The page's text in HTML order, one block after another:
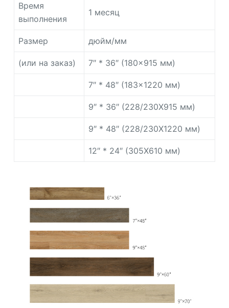
Время
выполнения
1 месяц
Размер дюйм/мм
(или на заказ) 7″ * 36″ (180×915 мм)
7″ * 48″ (183×1220 мм)
9″ * 36″ (228/230X915 мм)
9″ * 48″ (228/230X1220 мм)
12″ * 24″ (305X610 мм)